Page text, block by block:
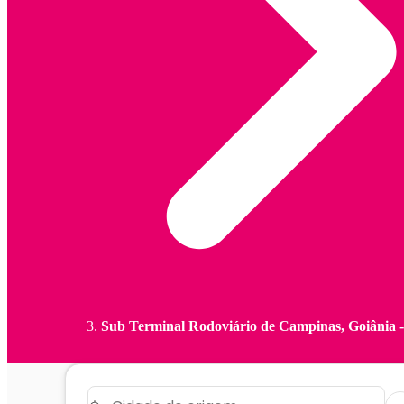
Sub Terminal Rodoviário de Campinas, Goiânia